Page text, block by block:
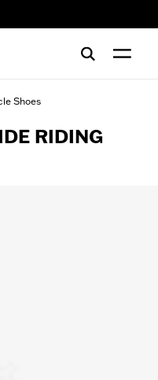
Shoes
RIDING